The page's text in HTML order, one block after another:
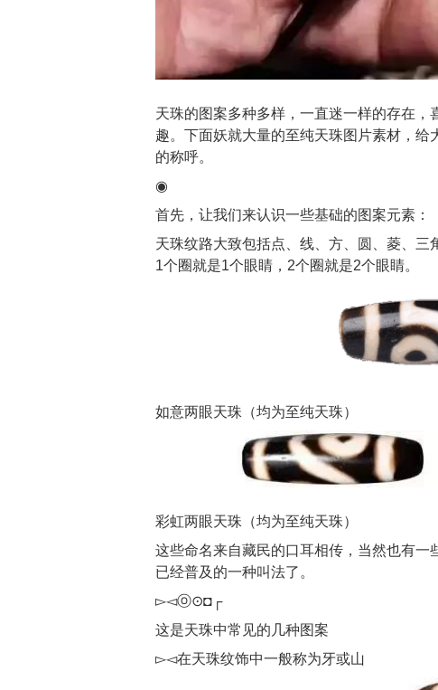
天珠的图案多种多样，一直迷一样的存在
趣。下面妖就大量的至纯天珠图片素材，
的称呼。
◉
首先，让我们来认识一些基础的图案元素：
天珠纹路大致包括点、线、方、圆、菱、三
1个圈就是1个眼睛，2个圈就是2个眼睛。
如意两眼天珠（均为至纯天珠）
彩虹两眼天珠（均为至纯天珠）
这些命名来自藏民的口耳相传，当然也有
已经普及的一种叫法了。
▻◅ⓞ⊙◘┌
这是天珠中常见的几种图案
▻◅在天珠纹饰中一般称为牙或山